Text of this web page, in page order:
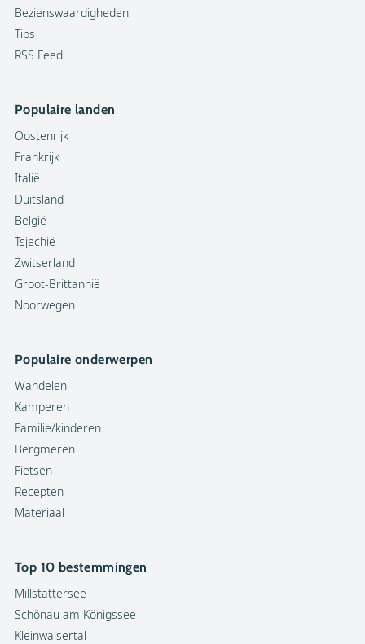
Bezienswaardigheden
Tips
RSS Feed
Populaire landen
Oostenrijk
Frankrijk
Italië
Duitsland
België
Tsjechië
Zwitserland
Groot-Brittannië
Noorwegen
Populaire onderwerpen
Wandelen
Kamperen
Familie/kinderen
Bergmeren
Fietsen
Recepten
Materiaal
Top 10 bestemmingen
Millstättersee
Schönau am Königssee
Kleinwalsertal